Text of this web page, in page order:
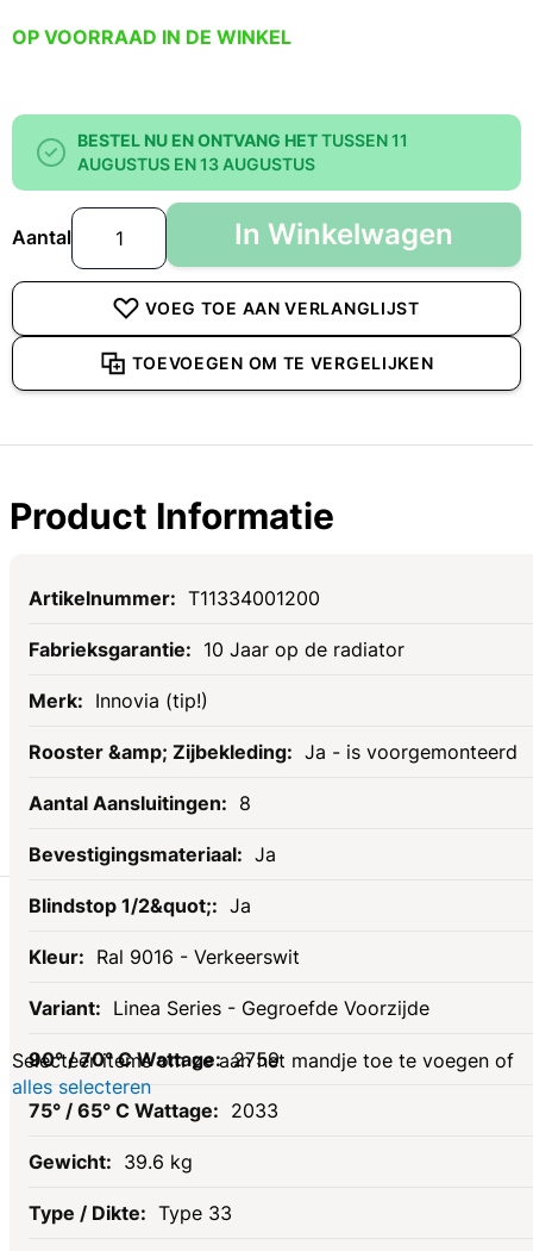
OP VOORRAAD IN DE WINKEL
BESTEL NU EN ONTVANG HETTUSSEN 11
AUGUSTUS EN 13 AUGUSTUS
Aantal In Winkelwagen
VOEG TOE AAN VERLANGLIJST
TOEVOEGEN OM TE VERGELIJKEN
Product Informatie
Specificaties
T11334001200
10 Jaar op de radiator
Innovia (tip!)
Ja - is voorgemonteerd
8
Ja
Ja
Ral 9016 - Verkeerswit
Linea Series - Gegroefde Voorzijde
2759
2033
39.6 kg
Type 33
Gerelateerde
producten
Selecteer items om ze aan het mandje toe te voegen of
alles selecteren